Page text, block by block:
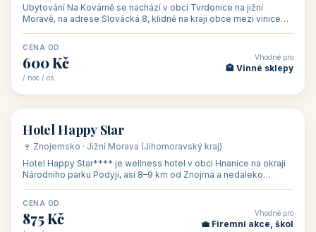
Ubytování Na Kovárně se nachází v obci Tvrdonice na jižní
Moravě, na adrese Slovácká 8, klidně na kraji obce mezi vinicemi,
CENA OD
600 Kč
/ noc / os.
Vhodné pro
🏨 Vinné sklepy
🏨 hotel
Hotel Happy Star
🍷 Znojemsko · Jižní Morava (Jihomoravský kraj)
Hotel Happy Star**** je wellness hotel v obci Hnanice na okraji
Národního parku Podyjí, asi 8–9 km od Znojma a nedaleko
CENA OD
875 Kč Vhodné pro
💼 Firemní akce, škol